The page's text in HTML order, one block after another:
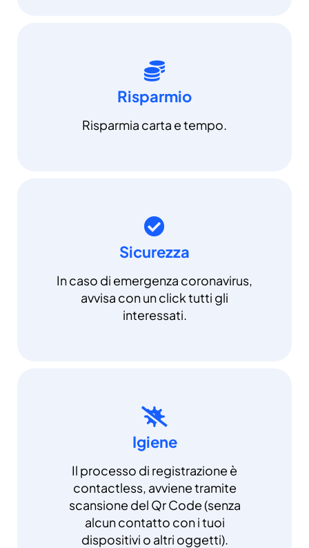
Risparmio
Risparmia carta e tempo.
Sicurezza
In caso di emergenza coronavirus,
avvisa con un click tutti gli
interessati.
Igiene
Il processo di registrazione è
contactless, avviene tramite
scansione del Qr Code (senza
alcun contatto con i tuoi
dispositivi o altri oggetti).